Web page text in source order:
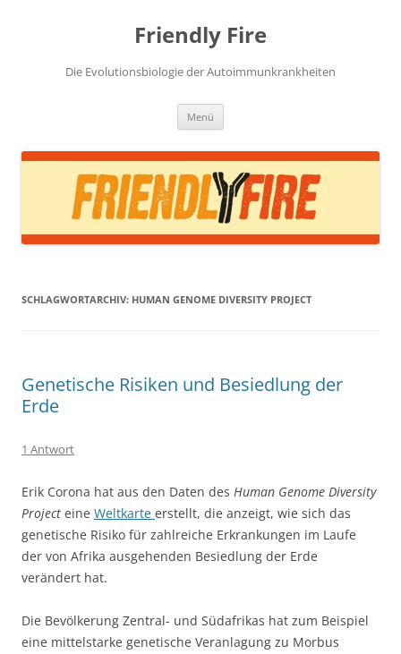
Friendly Fire
Die Evolutionsbiologie der Autoimmunkrankheiten
Menü
SCHLAGWORTARCHIV: HUMAN GENOME DIVERSITY PROJECT
Genetische Risiken und Besiedlung der
Erde
1 Antwort
Erik Corona hat aus den Daten des Human Genome Diversity
Project eine Weltkarte erstellt, die anzeigt, wie sich das
genetische Risiko für zahlreiche Erkrankungen im Laufe
der von Afrika ausgehenden Besiedlung der Erde
verändert hat.
Die Bevölkerung Zentral- und Südafrikas hat zum Beispiel
eine mittelstarke genetische Veranlagung zu Morbus